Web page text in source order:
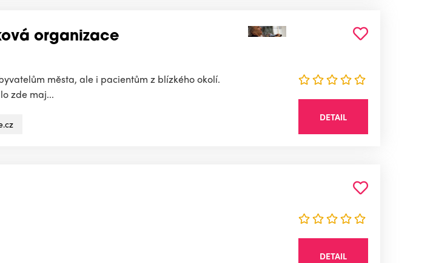
organizace
města, ale i pacientům z blízkého okolí.
zde maj...
DETAIL
DETAIL